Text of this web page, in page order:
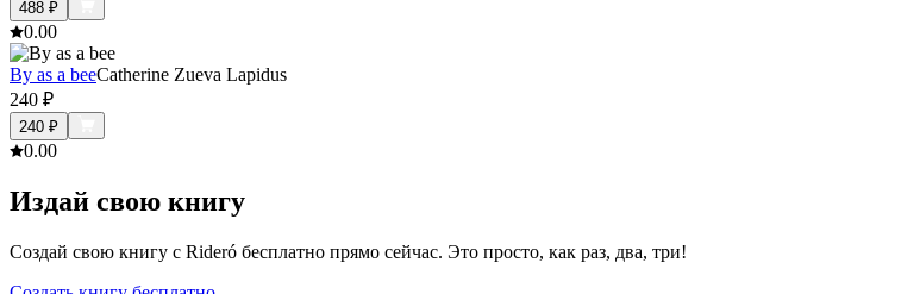
488 ₽
0.00
By as a beeCatherine Zueva Lapidus
240 ₽
240 ₽
0.00
Издай свою книгу
Создай свою книгу с Rideró бесплатно прямо сейчас. Это просто, как раз, два, три!